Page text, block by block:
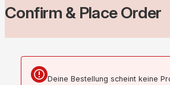
Confirm & Place Order
Deine Bestellung scheint keine